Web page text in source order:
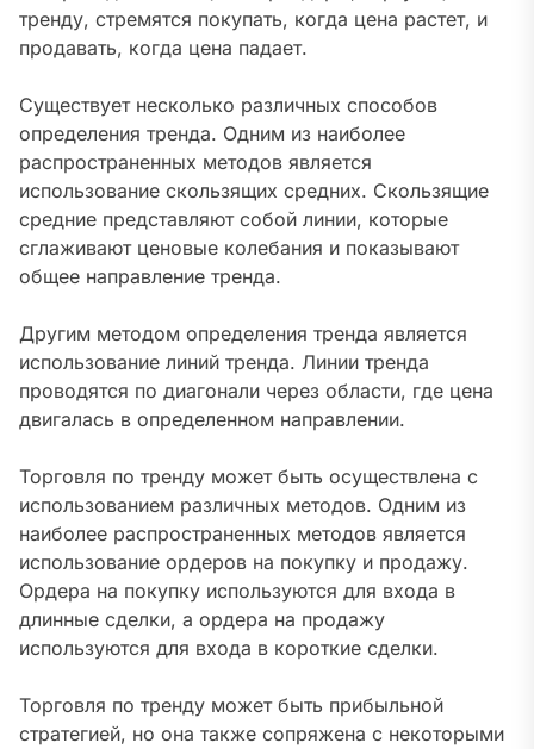
тренду, стремятся покупать, когда цена растет, и
продавать, когда цена падает.
Существует несколько различных способов
определения тренда. Одним из наиболее
распространенных методов является
использование скользящих средних. Скользящие
средние представляют собой линии, которые
сглаживают ценовые колебания и показывают
общее направление тренда.
Другим методом определения тренда является
использование линий тренда. Линии тренда
проводятся по диагонали через области, где цена
двигалась в определенном направлении.
Торговля по тренду может быть осуществлена с
использованием различных методов. Одним из
наиболее распространенных методов является
использование ордеров на покупку и продажу.
Ордера на покупку используются для входа в
длинные сделки, а ордера на продажу
используются для входа в короткие сделки.
Торговля по тренду может быть прибыльной
стратегией, но она также сопряжена с некоторыми